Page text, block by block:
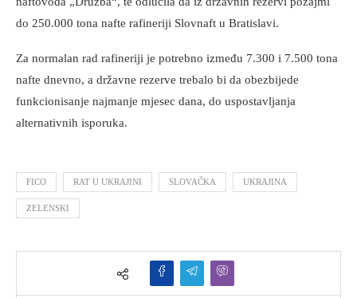
do 250.000 tona nafte rafineriji Slovnaft u Bratislavi.
Za normalan rad rafineriji je potrebno između 7.300 i 7.500 tona
nafte dnevno, a državne rezerve trebalo bi da obezbijede
funkcionisanje najmanje mjesec dana, do uspostavljanja
alternativnih isporuka.
FICO RAT U UKRAJINI SLOVAČKA UKRAJINA
ZELENSKI